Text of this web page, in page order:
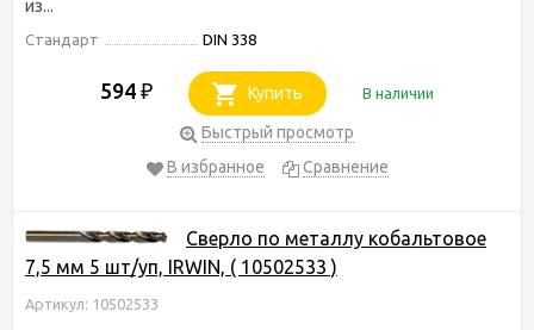
из...
Стандарт DIN 338
594 ₽ Купить В наличии
Быстрый просмотр
В избранное
Сравнение
Сверло по металлу кобальтовое
7,5 мм 5 шт/уп, IRWIN, ( 10502533 )
Артикул: 10502533